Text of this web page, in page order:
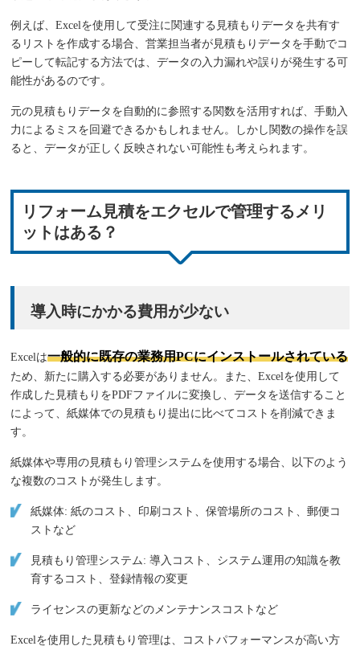
例えば、Excelを使用して受注に関連する見積もりデータを共有す
るリストを作成する場合、営業担当者が見積もりデータを手動でコ
ピーして転記する方法では、データの入力漏れや誤りが発生する可
能性があるのです。
元の見積もりデータを自動的に参照する関数を活用すれば、手動入
力によるミスを回避できるかもしれません。しかし関数の操作を誤
ると、データが正しく反映されない可能性も考えられます。
リフォーム見積をエクセルで管理するメリ
ットはある？
導入時にかかる費用が少ない
Excelは一般的に既存の業務用PCにインストールされている
ため、新たに購入する必要がありません。また、Excelを使用して
作成した見積もりをPDFファイルに変換し、データを送信すること
によって、紙媒体での見積もり提出に比べてコストを削減できま
す。
紙媒体や専用の見積もり管理システムを使用する場合、以下のよう
な複数のコストが発生します。
紙媒体: 紙のコスト、印刷コスト、保管場所のコスト、郵便コ
ストなど
見積もり管理システム: 導入コスト、システム運用の知識を教
育するコスト、登録情報の変更
ライセンスの更新などのメンテナンスコストなど
Excelを使用した見積もり管理は、コストパフォーマンスが高い方